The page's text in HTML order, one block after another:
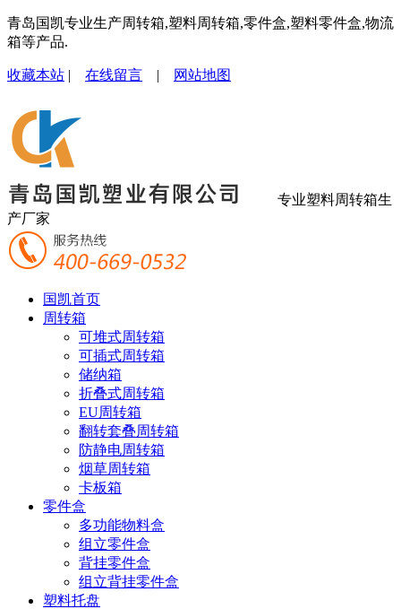
青岛国凯专业生产周转箱,塑料周转箱,零件盒,塑料零件盒,物流
箱等产品.
收藏本站 | 在线留言 | 网站地图
专业塑料周转箱生
产厂家
国凯首页
周转箱
可堆式周转箱
可插式周转箱
储纳箱
折叠式周转箱
EU周转箱
翻转套叠周转箱
防静电周转箱
烟草周转箱
卡板箱
零件盒
多功能物料盒
组立零件盒
背挂零件盒
组立背挂零件盒
塑料托盘